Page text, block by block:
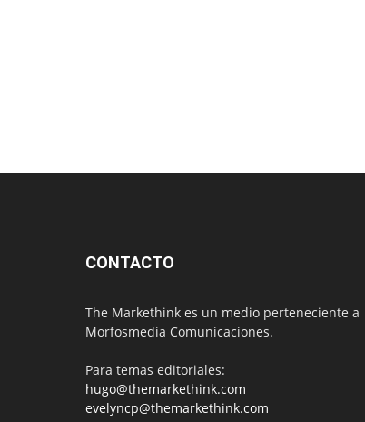
CONTACTO
The Markethink es un medio perteneciente a
Morfosmedia Comunicaciones.
Para temas editoriales:
hugo@themarkethink.com
evelyncp@themarkethink.com